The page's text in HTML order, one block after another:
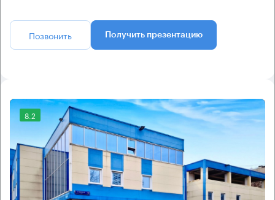
Позвонить Получить презентацию
8.2